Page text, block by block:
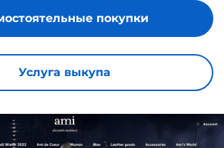
Услуга выкупа
покупки